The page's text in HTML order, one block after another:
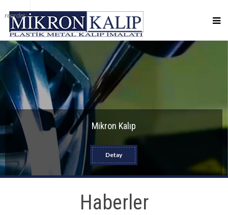
reorder
Mikron Kalıp
Detay
Haberler